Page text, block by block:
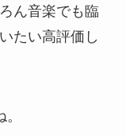
ん音楽でも臨
たい高評価し